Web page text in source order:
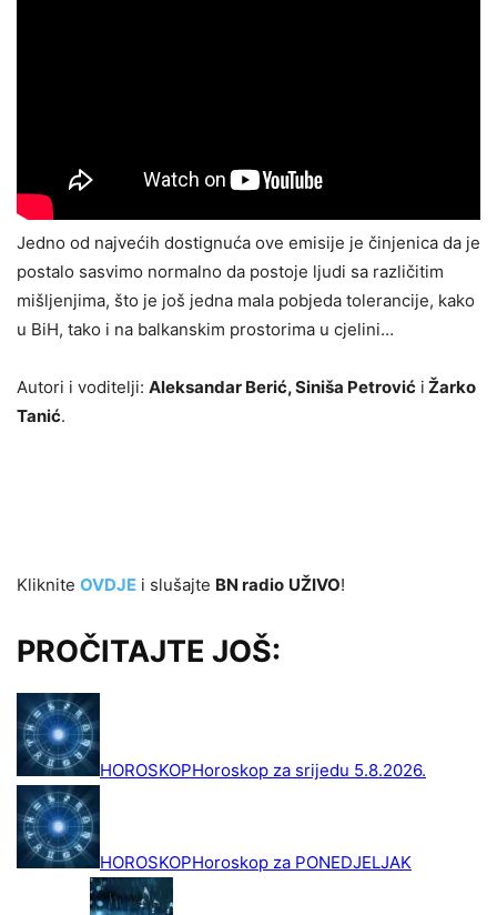
Jedno od najvećih dostignuća ove emisije je činjenica da je
postalo sasvimo normalno da postoje ljudi sa različitim
mišljenjima, što je još jedna mala pobjeda tolerancije, kako
u BiH, tako i na balkanskim prostorima u cjelini…
Autori i voditelji: Aleksandar Berić, Siniša Petrović i Žarko
Tanić.
Kliknite OVDJE i slušajte BN radio UŽIVO!
PROČITAJTE JOŠ: